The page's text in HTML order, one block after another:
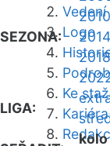
Logo
Ke
Kariéra
SEZONA:
LIGA:
kolo